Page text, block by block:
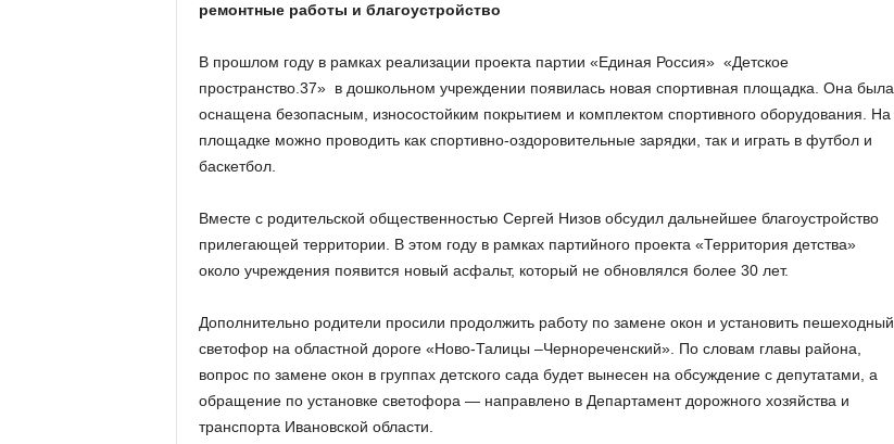
ремонтные работы и благоустройство
В прошлом году в рамках реализации проекта партии «Единая Россия» «Детское
пространство.37» в дошкольном учреждении появилась новая спортивная площадка. Она была
оснащена безопасным, износостойким покрытием и комплектом спортивного оборудования. На
площадке можно проводить как спортивно-оздоровительные зарядки, так и играть в футбол и
баскетбол.
Вместе с родительской общественностью Сергей Низов обсудил дальнейшее благоустройство
прилегающей территории. В этом году в рамках партийного проекта «Территория детства»
около учреждения появится новый асфальт, который не обновлялся более 30 лет.
Дополнительно родители просили продолжить работу по замене окон и установить пешеходный
светофор на областной дороге «Ново-Талицы –Чернореченский». По словам главы района,
вопрос по замене окон в группах детского сада будет вынесен на обсуждение с депутатами, а
обращение по установке светофора — направлено в Департамент дорожного хозяйства и
транспорта Ивановской области.